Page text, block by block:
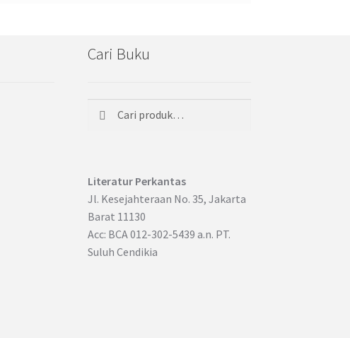
Cari Buku
Pencarian
Literatur Perkantas
Jl. Kesejahteraan No. 35, Jakarta
Barat 11130
Acc: BCA 012-302-5439 a.n. PT.
Suluh Cendikia